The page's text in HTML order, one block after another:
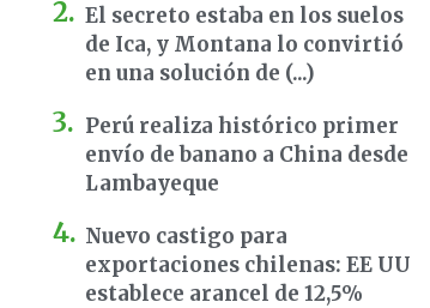
El secreto estaba en los suelos
de Ica, y Montana lo convirtió
en una solución de (...)
Perú realiza histórico primer
envío de banano a China desde
Lambayeque
Nuevo castigo para
exportaciones chilenas: EE UU
establece arancel de 12,5%